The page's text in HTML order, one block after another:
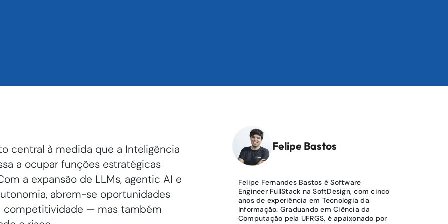
central à medida que a Inteligência
a ocupar funções estratégicas
a expansão de LLMs, agentic AI e
abrem-se oportunidades
competitividade — mas também
Felipe Bastos
Felipe Fernandes Bastos é Software
Engineer FullStack na SoftDesign, com cinco
anos de experiência em Tecnologia da
Informação. Graduando em Ciência da
Computação pela UFRGS, é apaixonado por